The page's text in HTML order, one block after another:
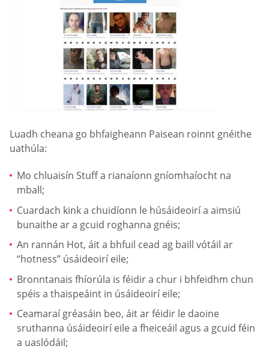
Luadh cheana go bhfaigheann Paisean roinnt gnéithe
uathúla:
Mo chluaisín Stuff a rianaíonn gníomhaíocht na
mball;
Cuardach kink a chuidíonn le húsáideoirí a aimsiú
bunaithe ar a gcuid roghanna gnéis;
An rannán Hot, áit a bhfuil cead ag baill vótáil ar
“hotness” úsáideoirí eile;
Bronntanais fhíorúla is féidir a chur i bhfeidhm chun
spéis a thaispeáint in úsáideoirí eile;
Ceamaraí gréasáin beo, áit ar féidir le daoine
sruthanna úsáideoirí eile a fheiceáil agus a gcuid féin
a uaslódáil;